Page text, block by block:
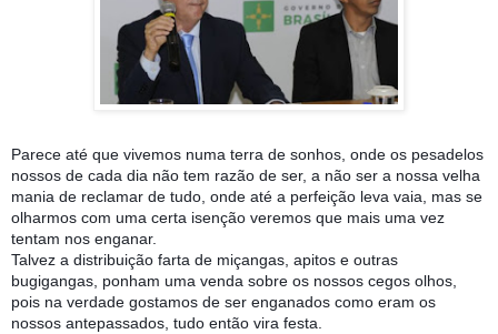
Parece até que vivemos numa terra de sonhos, onde os pesadelos
nossos de cada dia não tem razão de ser, a não ser a nossa velha
mania de reclamar de tudo, onde até a perfeição leva vaia, mas se
olharmos com uma certa isenção veremos que mais uma vez
tentam nos enganar.
Talvez a distribuição farta de miçangas, apitos e outras
bugigangas, ponham uma venda sobre os nossos cegos olhos,
pois na verdade gostamos de ser enganados como eram os
nossos antepassados, tudo então vira festa.